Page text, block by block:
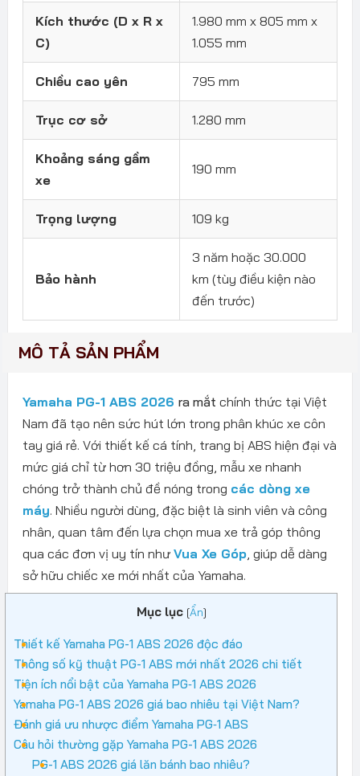
Kích thước (D x R x
C)
1.980 mm x 805 mm x
1.055 mm
Chiều cao yên 795 mm
Trục cơ sở 1.280 mm
Khoảng sáng gầm
xe
190 mm
Trọng lượng 109 kg
Bảo hành
3 năm hoặc 30.000
km (tùy điều kiện nào
đến trước)
MÔ TẢ SẢN PHẨM
Yamaha PG-1 ABS 2026 ra mắt chính thức tại Việt
Nam đã tạo nên sức hút lớn trong phân khúc xe côn
tay giá rẻ. Với thiết kế cá tính, trang bị ABS hiện đại và
mức giá chỉ từ hơn 30 triệu đồng, mẫu xe nhanh
chóng trở thành chủ đề nóng trong các dòng xe
máy. Nhiều người dùng, đặc biệt là sinh viên và công
nhân, quan tâm đến lựa chọn mua xe trả góp thông
qua các đơn vị uy tín như Vua Xe Góp, giúp dễ dàng
sở hữu chiếc xe mới nhất của Yamaha.
Mục lục [Ẩn]
Thiết kế Yamaha PG-1 ABS 2026 độc đáo
Thông số kỹ thuật PG-1 ABS mới nhất 2026 chi tiết
Tiện ích nổi bật của Yamaha PG‑1 ABS 2026
Yamaha PG-1 ABS 2026 giá bao nhiêu tại Việt Nam?
Đánh giá ưu nhược điểm Yamaha PG‑1 ABS
Câu hỏi thường gặp Yamaha PG-1 ABS 2026
PG-1 ABS 2026 giá lăn bánh bao nhiêu?